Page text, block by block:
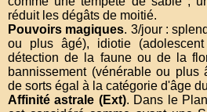
réduit les dégâts de moitié.
Pouvoirs magiques. 3/jour :
ou plus âgé), idiotie
détection de la faune ou de la
bannissement (vénérable ou plus
de sorts égal à la catégorie d'âge
Affinité astrale (Ext). Dans le